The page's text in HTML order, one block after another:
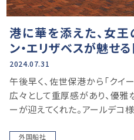
港に華を添えた、女
ン・エリザベスが魅せ
2024.07.31
午後早く、佐世保港から「クイ
広々として重厚感があり、優雅
ーが迎えてくれた。アールデコ
外国船社